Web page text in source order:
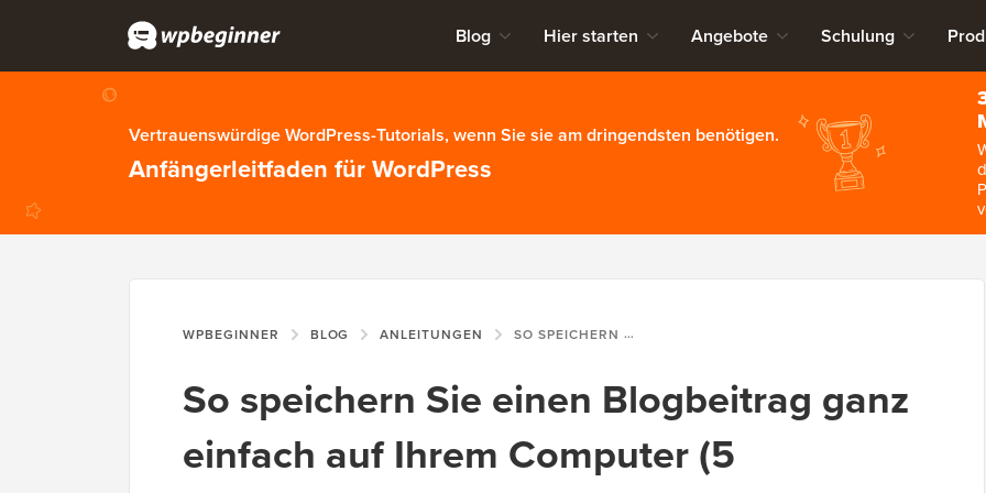
Blog Hier starten Angebote Schulung
Vertrauenswürdige WordPress-Tutorials, wenn Sie sie am dringendsten benötigen.
Anfängerleitfaden für WordPress
WPBEGINNER BLOG ANLEITUNGEN SO SPEICHERN SIE EINEN BLOGBEITRAG GANZ EINFACH AUF IHREM COMPUTER (5 METHODEN)
So speichern Sie einen Blogbeitrag ganz
einfach auf Ihrem Computer (5